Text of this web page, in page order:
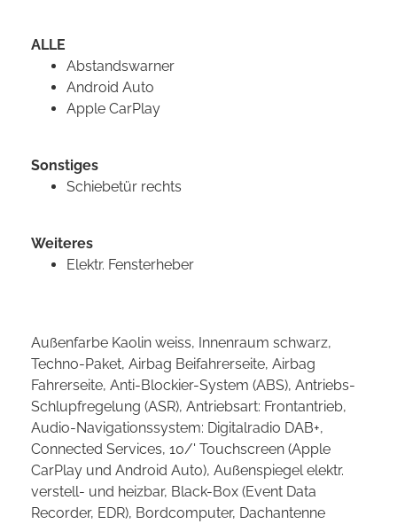
ALLE
Abstandswarner
Android Auto
Apple CarPlay
Sonstiges
Schiebetür rechts
Weiteres
Elektr. Fensterheber
Außenfarbe Kaolin weiss, Innenraum schwarz,
Techno-Paket, Airbag Beifahrerseite, Airbag
Fahrerseite, Anti-Blockier-System (ABS), Antriebs-
Schlupfregelung (ASR), Antriebsart: Frontantrieb,
Audio-Navigationssystem: Digitalradio DAB+,
Connected Services, 10/' Touchscreen (Apple
CarPlay und Android Auto), Außenspiegel elektr.
verstell- und heizbar, Black-Box (Event Data
Recorder, EDR), Bordcomputer, Dachantenne